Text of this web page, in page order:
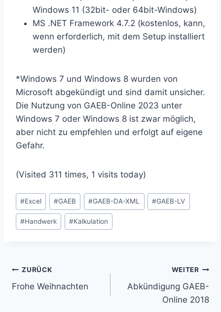
Windows 11 (32bit- oder 64bit-Windows)
MS .NET Framework 4.7.2 (kostenlos, kann,
wenn erforderlich, mit dem Setup installiert
werden)
*Windows 7 und Windows 8 wurden von
Microsoft abgekündigt und sind damit unsicher.
Die Nutzung von GAEB-Online 2023 unter
Windows 7 oder Windows 8 ist zwar möglich,
aber nicht zu empfehlen und erfolgt auf eigene
Gefahr.
(Visited 311 times, 1 visits today)
Schlagworte:
#Excel #GAEB #GAEB-DA-XML #GAEB-LV
#Handwerk #Kalkulation
Beitragsnavigation
ZURÜCK
Frohe Weihnachten
WEITER
Abkündigung GAEB-
Online 2018